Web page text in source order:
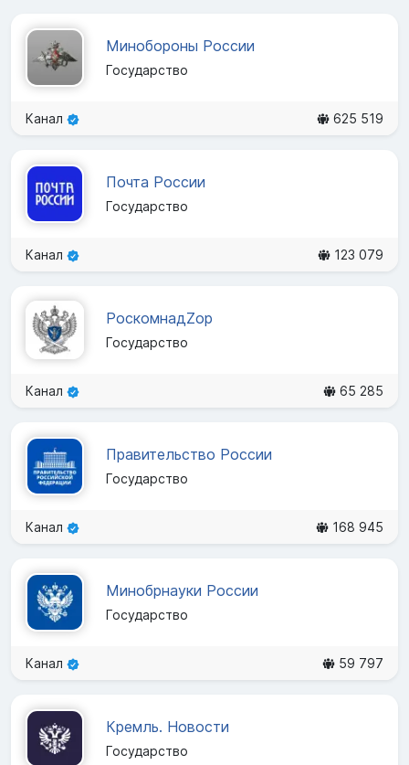
Минобороны России
Государство
Канал 625 519
Почта России
Государство
Канал 123 079
РоскомнадZор
Государство
Канал 65 285
Правительство России
Государство
Канал 168 945
Минобрнауки России
Государство
Канал 59 797
Кремль. Новости
Государство